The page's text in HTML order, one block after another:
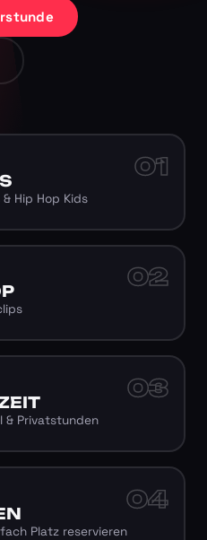
01
Hip Hop Kids
02
03
& Privatstunden
04
Platz reservieren